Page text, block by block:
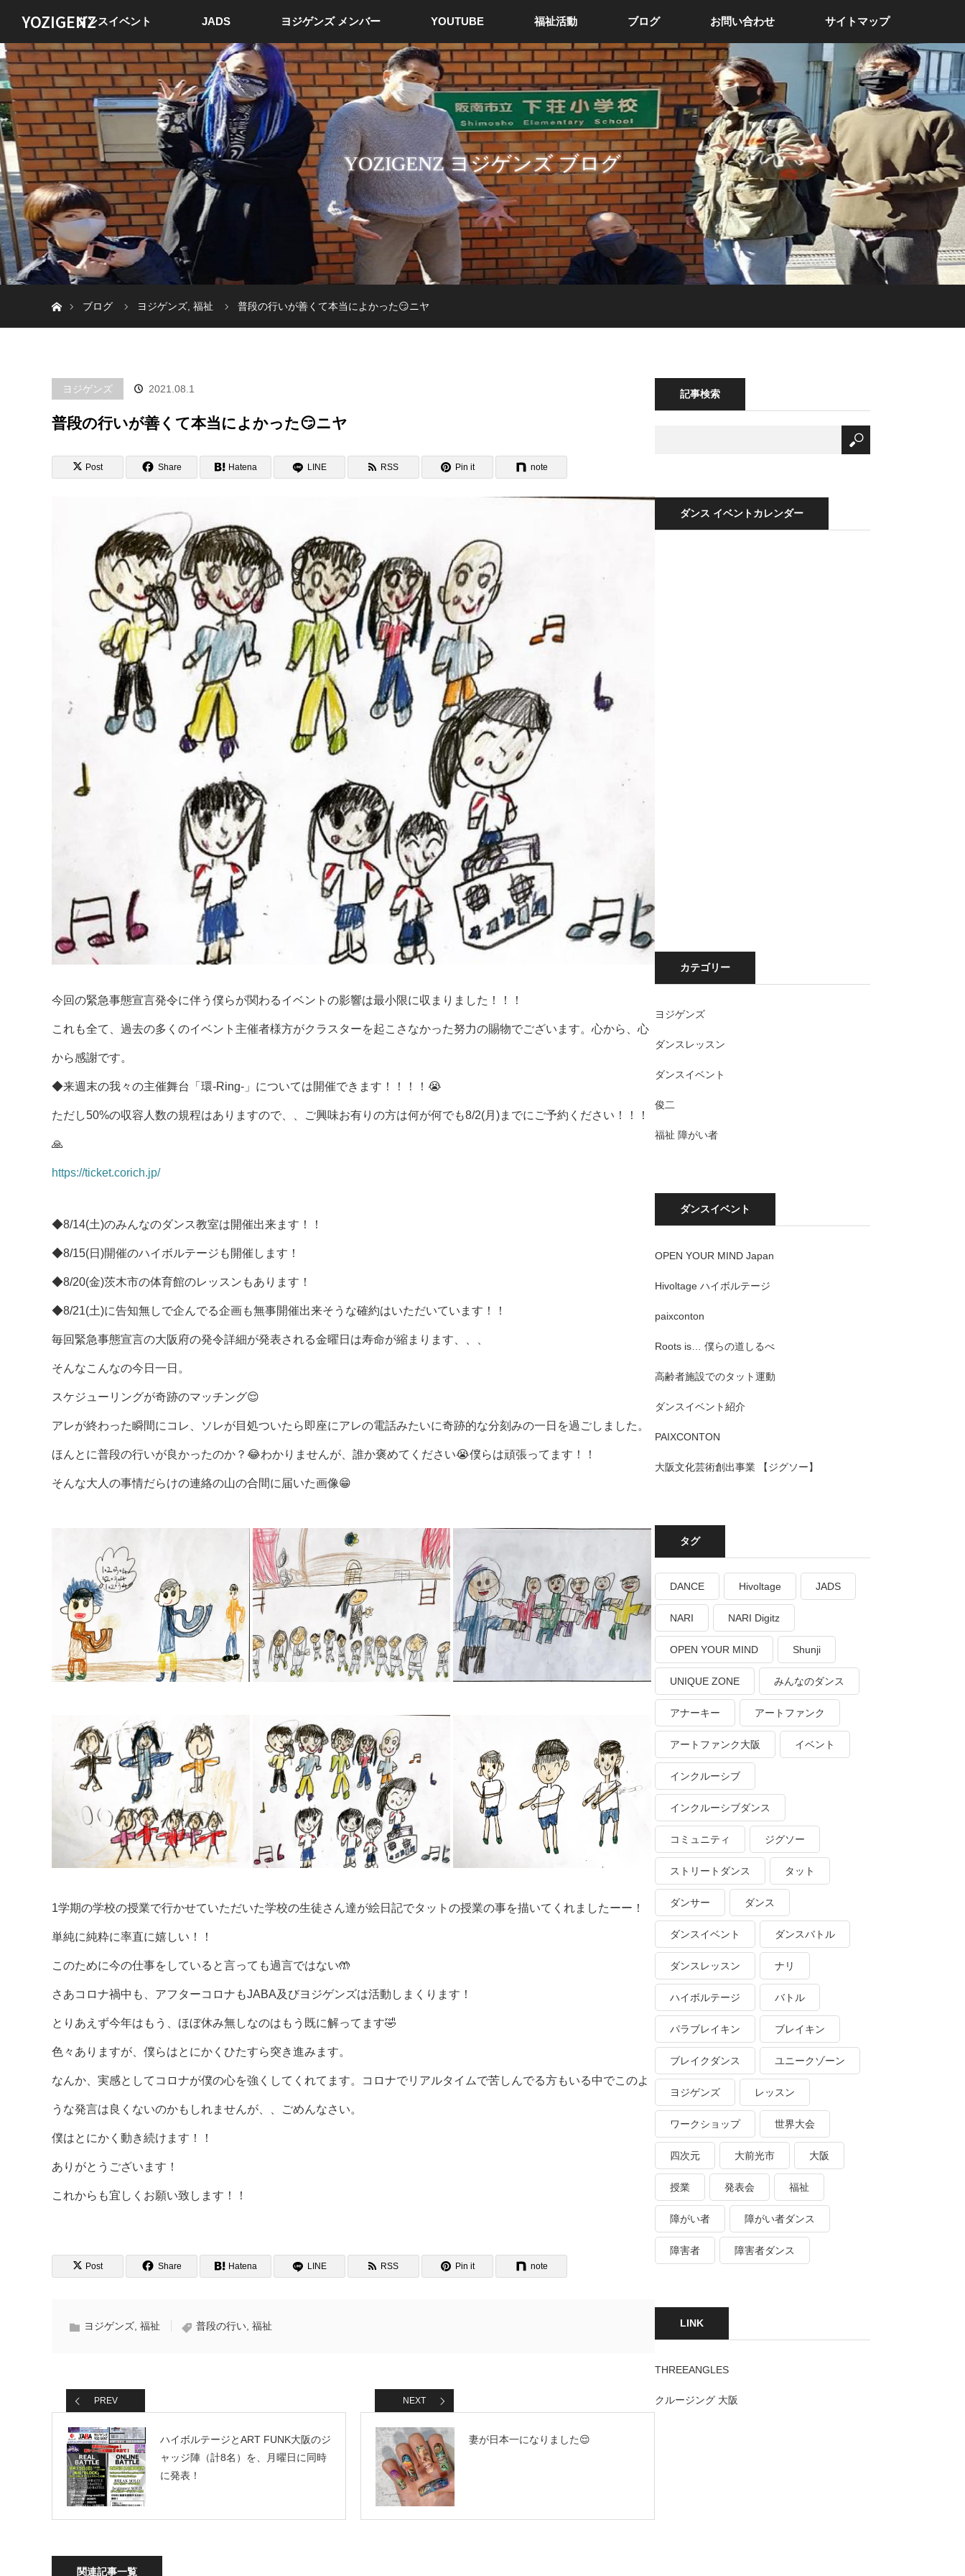
YOZIGENZダンスイベント JADS ヨジゲンズ メンバー YOUTUBE 福祉活動 ブログ お問い合わせ サイトマップ
YOZIGENZ ヨジゲンズ ブログ
ブログ
ヨジゲンズ 福祉 普段の行いが善くて本当によかった😏ニヤ
ヨジゲンズ 2021.08.1
普段の行いが善くて本当によかった😏ニヤ
Post Share Hatena LINE RSS Pin it note
今回の緊急事態宣言発令に伴う僕らが関わるイベントの影響は最小限に収まりました！！！
これも全て、過去の多くのイベント主催者様方がクラスターを起こさなかった努力の賜物でございます。心から、心
から感謝です。
◆来週末の我々の主催舞台「環-Ring-」については開催できます！！！！😭
ただし50%の収容人数の規程はありますので、、ご興味お有りの方は何が何でも8/2(月)までにご予約ください！！！
🙏
https://ticket.corich.jp/
◆8/14(土)のみんなのダンス教室は開催出来ます！！
◆8/15(日)開催のハイボルテージも開催します！
◆8/20(金)茨木市の体育館のレッスンもあります！
◆8/21(土)に告知無しで企んでる企画も無事開催出来そうな確約はいただいています！！
毎回緊急事態宣言の大阪府の発令詳細が発表される金曜日は寿命が縮まります、、、
そんなこんなの今日一日。
スケジューリングが奇跡のマッチング😌
アレが終わった瞬間にコレ、ソレが目処ついたら即座にアレの電話みたいに奇跡的な分刻みの一日を過ごしました。
ほんとに普段の行いが良かったのか？😂わかりませんが、誰か褒めてください😭僕らは頑張ってます！！
そんな大人の事情だらけの連絡の山の合間に届いた画像😁
1学期の学校の授業で行かせていただいた学校の生徒さん達が絵日記でタットの授業の事を描いてくれましたーー！
単純に純粋に率直に嬉しい！！
このために今の仕事をしていると言っても過言ではない🤲
さあコロナ禍中も、アフターコロナもJABA及びヨジゲンズは活動しまくります！
とりあえず今年はもう、ほぼ休み無しなのはもう既に解ってます🤣
色々ありますが、僕らはとにかくひたすら突き進みます。
なんか、実感としてコロナが僕の心を強くしてくれてます。コロナでリアルタイムで苦しんでる方もいる中でこのよ
うな発言は良くないのかもしれませんが、、ごめんなさい。
僕はとにかく動き続けます！！
ありがとうございます！
これからも宜しくお願い致します！！
Post Share Hatena LINE RSS Pin it note
ヨジゲンズ, 福祉 普段の行い, 福祉
PREV
ハイボルテージとART FUNK大阪のジ
ャッジ陣（計8名）を、月曜日に同時
に発表！
NEXT
妻が日本一になりました😌
関連記事一覧
記事検索
ダンス イベントカレンダー
カテゴリー
ヨジゲンズ
ダンスレッスン
ダンスイベント
俊二
福祉 障がい者
ダンスイベント
OPEN YOUR MIND Japan
Hivoltage ハイボルテージ
paixconton
Roots is… 僕らの道しるべ
高齢者施設でのタット運動
ダンスイベント紹介
PAIXCONTON
大阪文化芸術創出事業 【ジグソー】
タグ
DANCE Hivoltage JADS
NARI NARI Digitz
OPEN YOUR MIND Shunji
UNIQUE ZONE みんなのダンス
アナーキー アートファンク
アートファンク大阪 イベント
インクルーシブ
インクルーシブダンス
コミュニティ ジグソー
ストリートダンス タット
ダンサー ダンス
ダンスイベント ダンスバトル
ダンスレッスン ナリ
ハイボルテージ バトル
パラブレイキン ブレイキン
ブレイクダンス ユニークゾーン
ヨジゲンズ レッスン
ワークショップ 世界大会
四次元 大前光市 大阪
授業 発表会 福祉
障がい者 障がい者ダンス
障害者 障害者ダンス
LINK
THREEANGLES
クルージング 大阪